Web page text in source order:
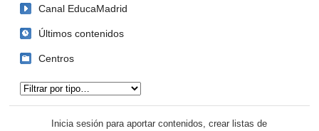
Canal EducaMadrid
Últimos contenidos
Centros
Inicia sesión para aportar contenidos, crear listas de